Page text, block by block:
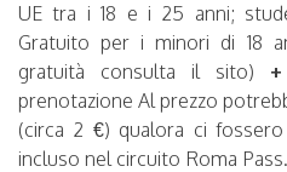
UE tra i 18 e i 25 anni;
Gratuito per i minori di 18
gratuità consulta il sito) +
prenotazione Al prezzo
(circa 2 €) qualora ci
incluso nel circuito Roma Pass.